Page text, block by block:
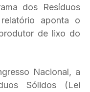
dos Resíduos
aponta o
de lixo do
Nacional, a
Sólidos (Lei